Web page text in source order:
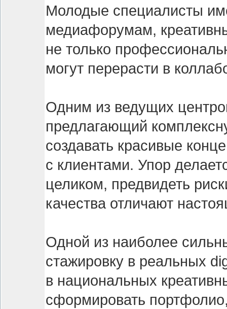
Молодые специалисты
медиафорумам,
не только
могут перерасти в
Одним из ведущих
предлагающий
создавать красивые
с клиентами. Упор
целиком, предвидеть
качества отличают
Одной из наиболее
стажировку в реальных
в национальных
сформировать